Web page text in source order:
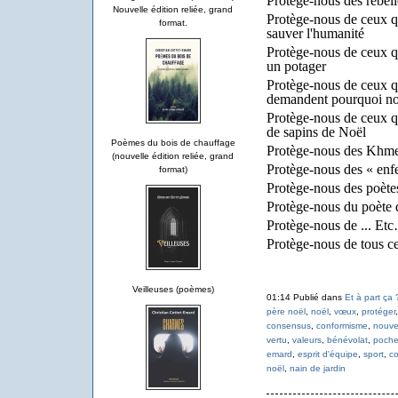
Nouvelle édition reliée, grand
format.
Poèmes du bois de chauffage
(nouvelle édition reliée, grand
format)
Veilleuses (poèmes)
Protège-nous de ceux
sauver l'humanité
Protège-nous de ceux
un potager
Protège-nous de ceux
demandent pourquoi
Protège-nous de ceux
de sapins de Noël
Protège-nous des
Protège-nous des «
Protège-nous des
Protège-nous du poète
Protège-nous de ...
Protège-nous de tous
01:14 Publié dans Et à part ça
père noël, noël, vœux, protéger
consensus, conformisme,
vertu, valeurs, bénévolat,
emard, esprit d'équipe, sport,
noël, nain de jardin